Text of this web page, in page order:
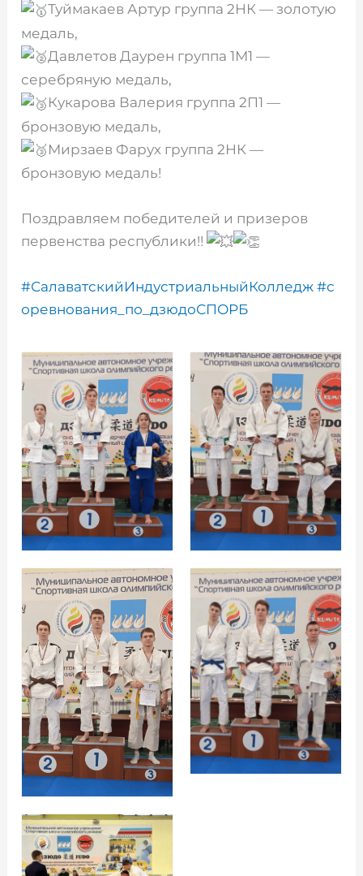
Туймакаев Артур группа 2НК — золотую
медаль,
Давлетов Даурен группа 1М1 —
серебряную медаль,
Кукарова Валерия группа 2П1 —
бронзовую медаль,
Мирзаев Фарух группа 2НК —
бронзовую медаль!
Поздравляем победителей и призеров
первенства республики!!
#СалаватскийИндустриальныйКолледж #с
оревнования_по_дзюдоСПОРБ